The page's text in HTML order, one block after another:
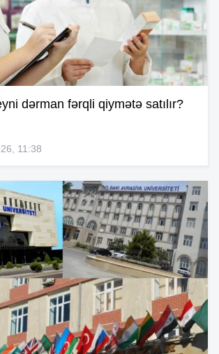
dərman fərqli qiymətə satılır?
11:38